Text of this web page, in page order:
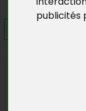
publicités
A lire